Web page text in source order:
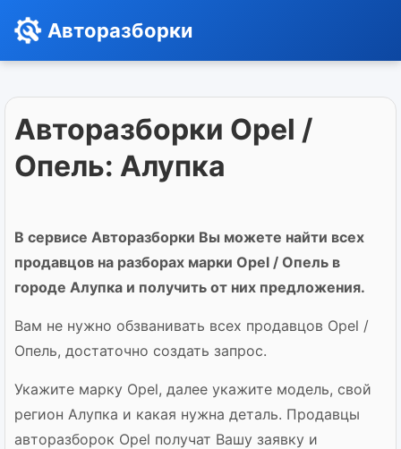
Авторазборки
Авторазборки Opel /
Опель: Алупка
В сервисе Авторазборки Вы можете найти всех
продавцов на разборах марки Opel / Опель в
городе Алупка и получить от них предложения.
Вам не нужно обзванивать всех продавцов Opel /
Опель, достаточно создать запрос.
Укажите марку Opel, далее укажите модель, свой
регион Алупка и какая нужна деталь. Продавцы
авторазборок Opel получат Вашу заявку и